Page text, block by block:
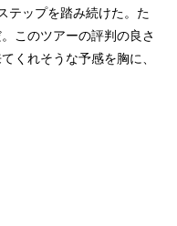
テップを踏み続けた。た
このツアーの評判の良さ
くれそうな予感を胸に、